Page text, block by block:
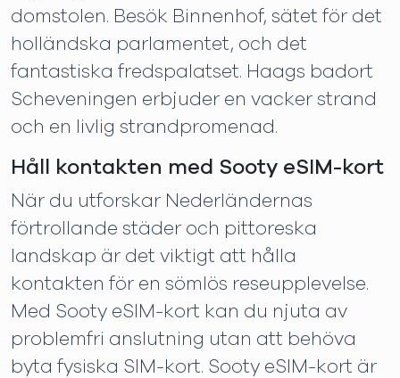
domstolen. Besök Binnenhof, sätet för det
holländska parlamentet, och det
fantastiska fredspalatset. Haags badort
Scheveningen erbjuder en vacker strand
och en livlig strandpromenad.
Håll kontakten med Sooty eSIM-kort
När du utforskar Nederländernas
förtrollande städer och pittoreska
landskap är det viktigt att hålla
kontakten för en sömlös reseupplevelse.
Med Sooty eSIM-kort kan du njuta av
problemfri anslutning utan att behöva
byta fysiska SIM-kort. Sooty eSIM-kort är